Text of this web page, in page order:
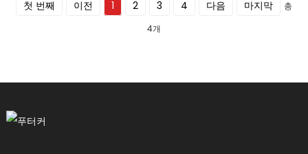
첫 번째 이전 1 2 3 4 다음 마지막
총
4개